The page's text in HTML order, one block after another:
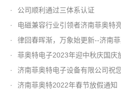
·
公司顺利通过三体系认证
·
电磁兼容行业引领者济南菲奥特亮相
·
律回春晖渐，万象始更新--济南
·
菲奥特电子2023年迎中秋庆国庆
·
济南菲奥特电子设备有限公司祝
·
济南菲奥特2022年春节放假通知